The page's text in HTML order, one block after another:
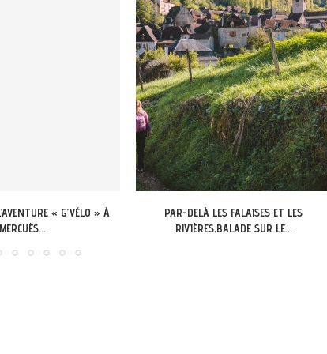
LES FALAISES ET LES
SUR LE...
APPEL A CANDIDATURE 13-18 ANS DU
LANCEMENT DU...